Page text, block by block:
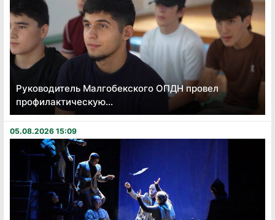
Руководитель Малгобекского ОПДН провел
профилактическую...
05.08.2026 15:09